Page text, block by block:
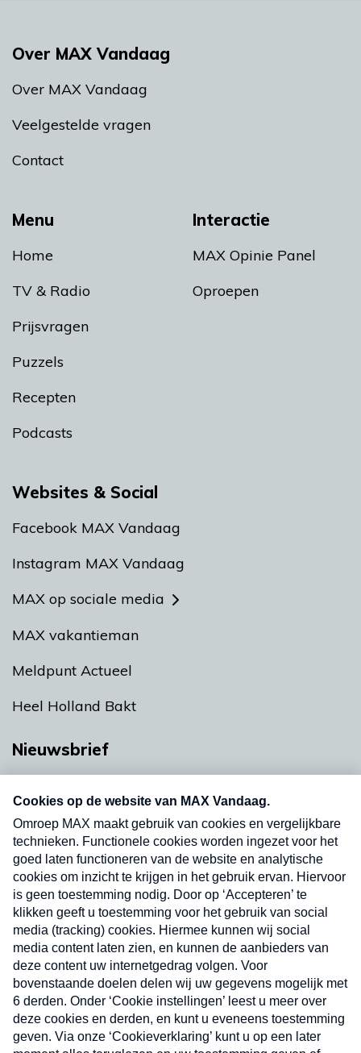
Menu
Home
TV & Radio
Prijsvragen
Puzzels
Recepten
Podcasts
Interactie
MAX Opinie Panel
Oproepen
Over MAX Vandaag
Over MAX Vandaag
Veelgestelde vragen
Contact
Websites & Social
Facebook MAX Vandaag
Instagram MAX Vandaag
MAX op sociale media
MAX vakantieman
Meldpunt Actueel
Heel Holland Bakt
Nieuwsbrief
nieuwsbrief. Elke vrijdag- en dinsdagochtend in
uw mailbox.
Verzend
Nieuwsbrief
Neem hier een gratis abonnement op onze